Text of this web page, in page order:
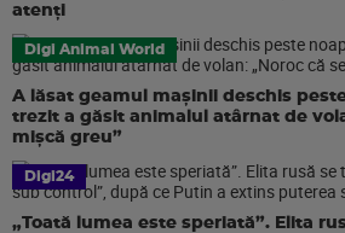
atenți
Digi Animal World
A lăsat geamul mașinii deschis
trezit a găsit animalul atârnat de
mișcă greu”
Digi24
„Toată lumea este speriată”. Elita